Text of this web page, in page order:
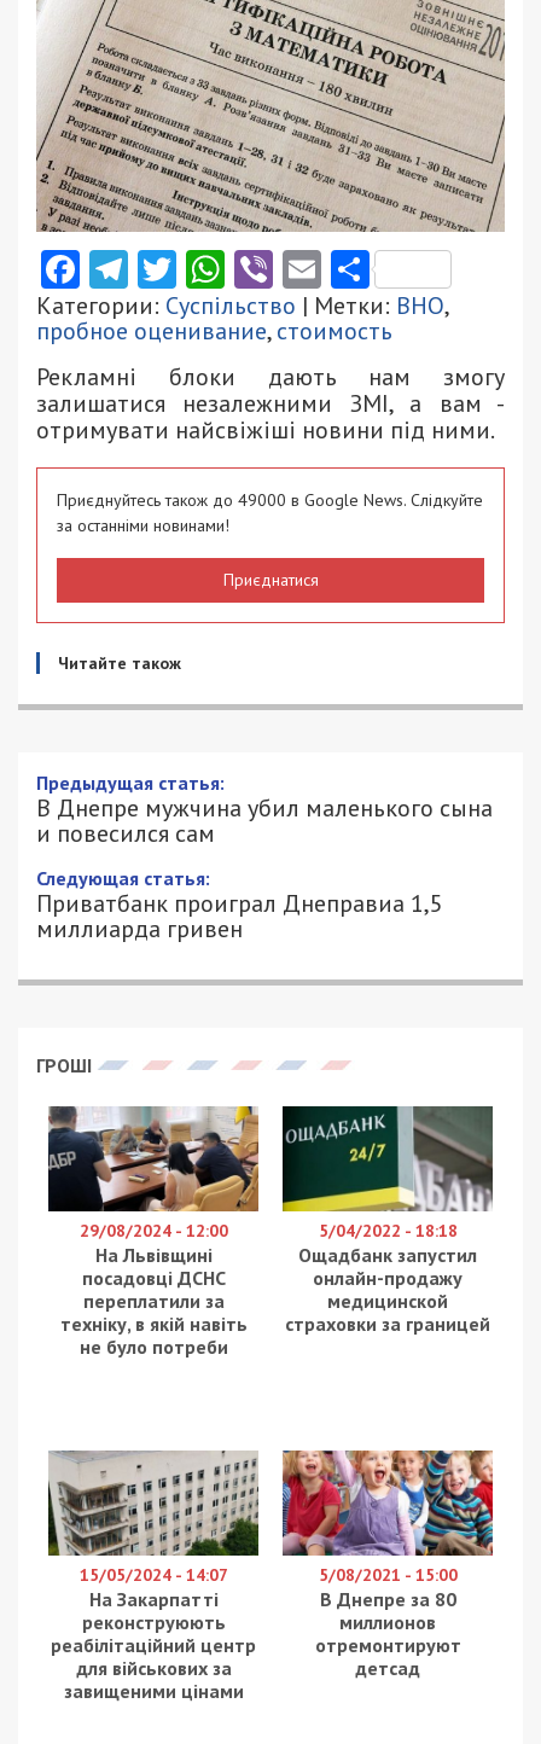
Facebook
Telegram
Twitter
WhatsApp
ViberEmail
Категории: Суспільство | Метки: ВНО,
пробное оценивание,стоимость
Рекламні блоки дають нам змогу
залишатися незалежними ЗМІ, а вам -
отримувати найсвіжіші новини під ними.
Приєднуйтесь також до 49000 в Google News. Слідкуйте
за останніми новинами!
Приєднатися
Читайте також
Предыдущая статья:
В Днепре мужчина убил маленького сына
и повесился сам
Следующая статья:
Приватбанк проиграл Днеправиа 1,5
миллиарда гривен
ГРОШІ
29/08/2024 - 12:00
На Львівщині
посадовці ДСНС
переплатили за
техніку, в якій навіть
не було потреби
5/04/2022 - 18:18
Ощадбанк запустил
онлайн-продажу
медицинской
страховки за границей
15/05/2024 - 14:07
На Закарпатті
реконструюють
реабілітаційний центр
для військових за
завищеними цінами
5/08/2021 - 15:00
В Днепре за 80
миллионов
отремонтируют
детсад